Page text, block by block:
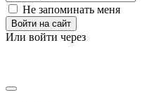
Не запоминать меня
Войти на сайт
Или войти через